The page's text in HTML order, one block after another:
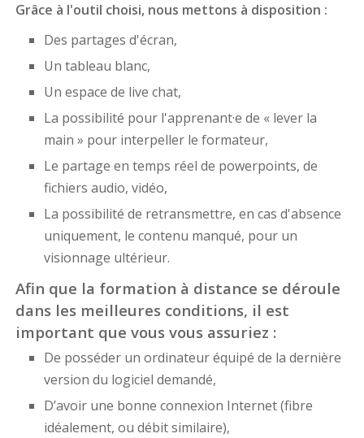
Grâce à l'outil choisi, nous mettons à disposition :
Des partages d'écran,
Un tableau blanc,
Un espace de live chat,
La possibilité pour l'apprenant·e de « lever la
main » pour interpeller le formateur,
Le partage en temps réel de powerpoints, de
fichiers audio, vidéo,
La possibilité de retransmettre, en cas d'absence
uniquement, le contenu manqué, pour un
visionnage ultérieur.
Afin que la formation à distance se déroule
dans les meilleures conditions, il est
important que vous vous assuriez :
De posséder un ordinateur équipé de la dernière
version du logiciel demandé,
D’avoir une bonne connexion Internet (fibre
idéalement, ou débit similaire),